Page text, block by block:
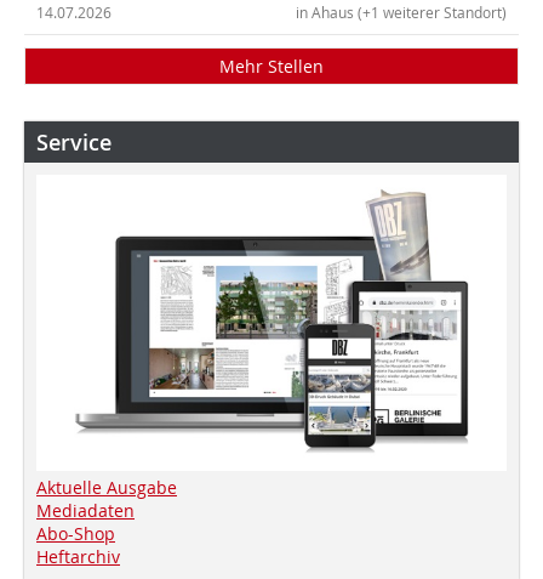
in Ahaus (+1 weiterer Standort)
14.07.2026
Mehr Stellen
Service
Aktuelle Ausgabe
Mediadaten
Abo-Shop
Heftarchiv